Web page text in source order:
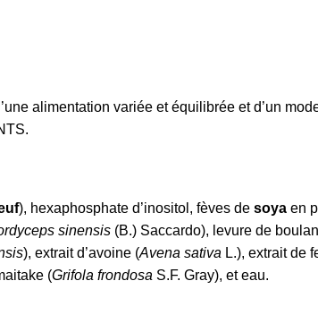
alimentation variée et équilibrée et d’un
), hexaphosphate d’inositol, fèves de soya en
sinensis (B.) Saccardo), levure de
), extrait d’avoine (Avena sativa L.), extrait de
(Grifola frondosa S.F. Gray), et eau.